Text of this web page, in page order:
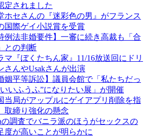
定されました
ホセさんの『迷彩色の男』がフランス
国際ゲイ小説賞を受賞
例法非婚要件】一審に続き高裁も「合
との判断
マ『ぼくたちん家』11/16放送回にドリ
さんやUsakさんが出演
姻平等訴訟】議員会館で「私たちだっ
いふうふ”になりたい展」が開催
当局がアップルにゲイアプリ削除を指
取締り強化の懸念
の調査でバニラ派のほうがセックスの
度が高いことが明らかに